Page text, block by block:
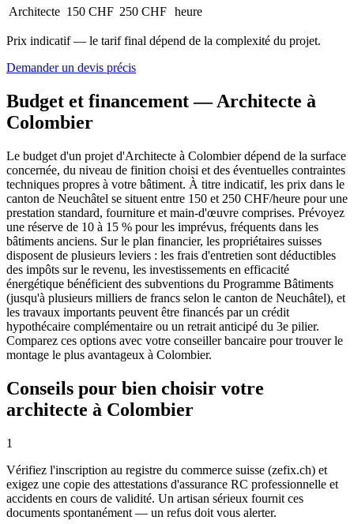
Architecte 150 CHF 250 CHF heure
Prix indicatif — le tarif final dépend de la complexité du projet.
Demander un devis précis
Budget et financement — Architecte à
Colombier
Le budget d'un projet d'Architecte à Colombier dépend de la surface
concernée, du niveau de finition choisi et des éventuelles contraintes
techniques propres à votre bâtiment. À titre indicatif, les prix dans le
canton de Neuchâtel se situent entre 150 et 250 CHF/heure pour une
prestation standard, fourniture et main-d'œuvre comprises. Prévoyez
une réserve de 10 à 15 % pour les imprévus, fréquents dans les
bâtiments anciens. Sur le plan financier, les propriétaires suisses
disposent de plusieurs leviers : les frais d'entretien sont déductibles
des impôts sur le revenu, les investissements en efficacité
énergétique bénéficient des subventions du Programme Bâtiments
(jusqu'à plusieurs milliers de francs selon le canton de Neuchâtel), et
les travaux importants peuvent être financés par un crédit
hypothécaire complémentaire ou un retrait anticipé du 3e pilier.
Comparez ces options avec votre conseiller bancaire pour trouver le
montage le plus avantageux à Colombier.
Conseils pour bien choisir votre
architecte à Colombier
1
Vérifiez l'inscription au registre du commerce suisse (zefix.ch) et
exigez une copie des attestations d'assurance RC professionnelle et
accidents en cours de validité. Un artisan sérieux fournit ces
documents spontanément — un refus doit vous alerter.